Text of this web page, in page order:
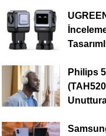
Philips